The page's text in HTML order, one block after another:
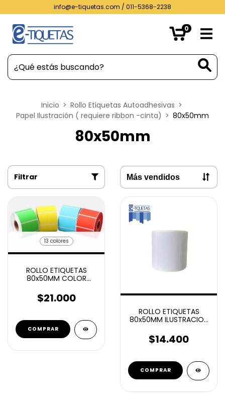
info@e-tiquetas.com / 011-5368-2238
0
Inicio > Rollo Etiquetas Autoadhesivas >
Papel Ilustración ( requiere ribbon -cinta) > 80x50mm
80x50mm
Filtrar
13 colores
ROLLO ETIQUETAS
80x50MM COLOR
AUTOADHESIVAS 1000U
$21.000
COMPRAR
ROLLO ETIQUETAS
80x50MM ILUSTRACION
$14.400